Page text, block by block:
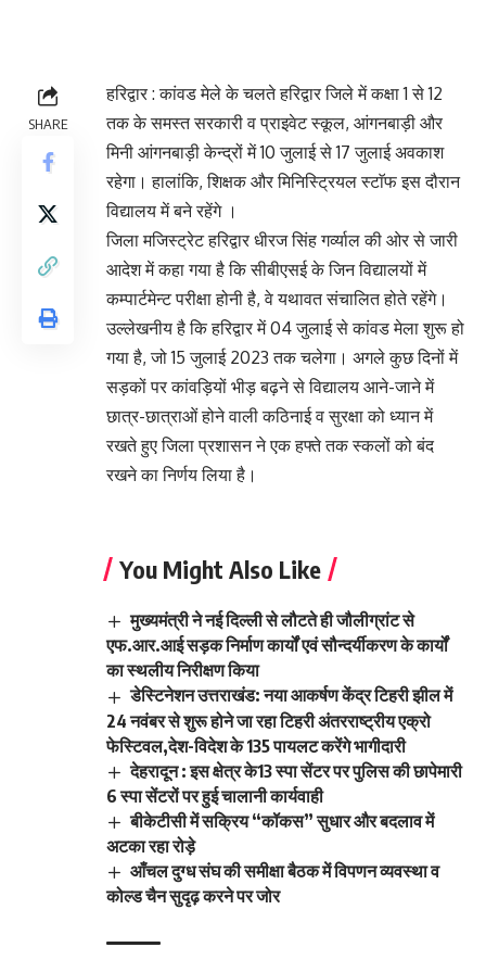
SHARE
हरिद्वार : कांवड मेले के चलते हरिद्वार जिले में कक्षा 1 से 12
तक के समस्त सरकारी व प्राइवेट स्कूल, आंगनबाड़ी और
मिनी आंगनबाड़ी केन्द्रों में 10 जुलाई से 17 जुलाई अवकाश
रहेगा। हालांकि, शिक्षक और मिनिस्ट्रियल स्टाॅफ इस दौरान
विद्यालय में बने रहेंगे ।
जिला मजिस्ट्रेट हरिद्वार धीरज सिंह गर्व्याल की ओर से जारी
आदेश में कहा गया है कि सीबीएसई के जिन विद्यालयों में
कम्पार्टमेन्ट परीक्षा होनी है, वे यथावत संचालित होते रहेंगे।
उल्लेखनीय है कि हरिद्वार में 04 जुलाई से कांवड मेला शुरू हो
गया है, जो 15 जुलाई 2023 तक चलेगा। अगले कुछ दिनों में
सड़कों पर कांवड़ियों भीड़ बढ़ने से विद्यालय आने-जाने में
छात्र-छात्राओं होने वाली कठिनाई व सुरक्षा को ध्यान में
रखते हुए जिला प्रशासन ने एक हफ्ते तक स्कलों को बंद
रखने का निर्णय लिया है।
You Might Also Like
मुख्यमंत्री ने नई दिल्ली से लौटते ही जौलीग्रांट से
एफ.आर.आई सड़क निर्माण कार्यों एवं सौन्दर्यीकरण के कार्यों
का स्थलीय निरीक्षण किया
डेस्टिनेशन उत्तराखंड: नया आकर्षण केंद्र टिहरी झील में
24 नवंबर से शुरू होने जा रहा टिहरी अंतरराष्ट्रीय एक्रो
फेस्टिवल,देश-विदेश के 135 पायलट करेंगे भागीदारी
देहरादून : इस क्षेत्र के13 स्पा सेंटर पर पुलिस की छापेमारी
6 स्पा सेंटरों पर हुई चालानी कार्यवाही
बीकेटीसी में सक्रिय “कॉकस” सुधार और बदलाव में
अटका रहा रोड़े
आँचल दुग्ध संघ की समीक्षा बैठक में विपणन व्यवस्था व
कोल्ड चैन सुदृढ़ करने पर जोर